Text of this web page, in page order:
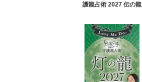
護龍占術 2027 伝の龍